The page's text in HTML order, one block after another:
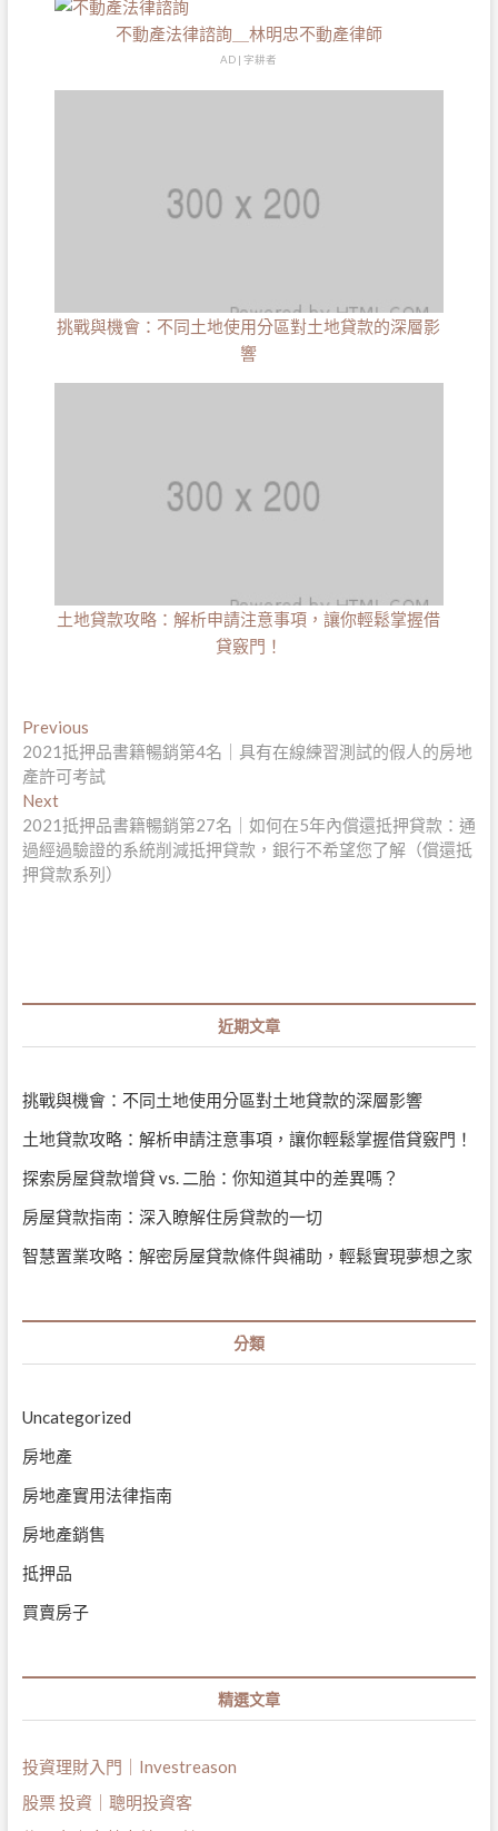
不動產法律諮詢＿林明忠不動產律師
AD | 字耕者
挑戰與機會：不同土地使用分區對土地貸款的深層影
響
土地貸款攻略：解析申請注意事項，讓你輕鬆掌握借
貸竅門！
文
章
導
覽
PreviousPrevious
post:
2021抵押品書籍暢銷第4名｜具有在線練習測試的假人的房地
產許可考試
NextNext
post:
2021抵押品書籍暢銷第27名｜如何在5年內償還抵押貸款：通
過經過驗證的系統削減抵押貸款，銀行不希望您了解（償還抵
押貸款系列）
近期文章
挑戰與機會：不同土地使用分區對土地貸款的深層影響
土地貸款攻略：解析申請注意事項，讓你輕鬆掌握借貸竅門！
探索房屋貸款增貸 vs. 二胎：你知道其中的差異嗎？
房屋貸款指南：深入瞭解住房貸款的一切
智慧置業攻略：解密房屋貸款條件與補助，輕鬆實現夢想之家
分類
Uncategorized
房地產
房地產實用法律指南
房地產銷售
抵押品
買賣房子
精選文章
投資理財入門｜Investreason
股票 投資｜聰明投資客